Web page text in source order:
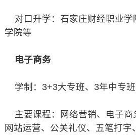
对口升学：石家庄财经职业学
学院等
电子商务
学制：3+3大专班、3年中专班
主要课程：网络营销、电子商
网站运营、公关礼仪、五笔打字